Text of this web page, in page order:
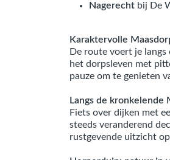
Nagerecht bij De
Karaktervolle
De route voert je
het dorpsleven met
pauze om te genieten
Langs de kronkelende
Fiets over dijken met
steeds veranderend
rustgevende uitzicht